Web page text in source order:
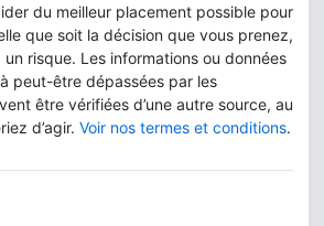
du meilleur placement possible pour
que soit la décision que vous prenez,
risque. Les informations ou données
peut-être dépassées par les
être vérifiées d’une autre source, au
d’agir. Voir nos termes et conditions.